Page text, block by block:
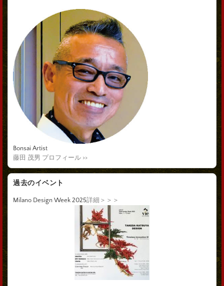
Bonsai Artist
藤田 茂男 プロフィール >>
過去のイベント
Milano Design Week 2025詳細＞＞＞